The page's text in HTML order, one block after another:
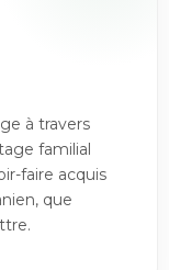
à travers
familial
faire acquis
que